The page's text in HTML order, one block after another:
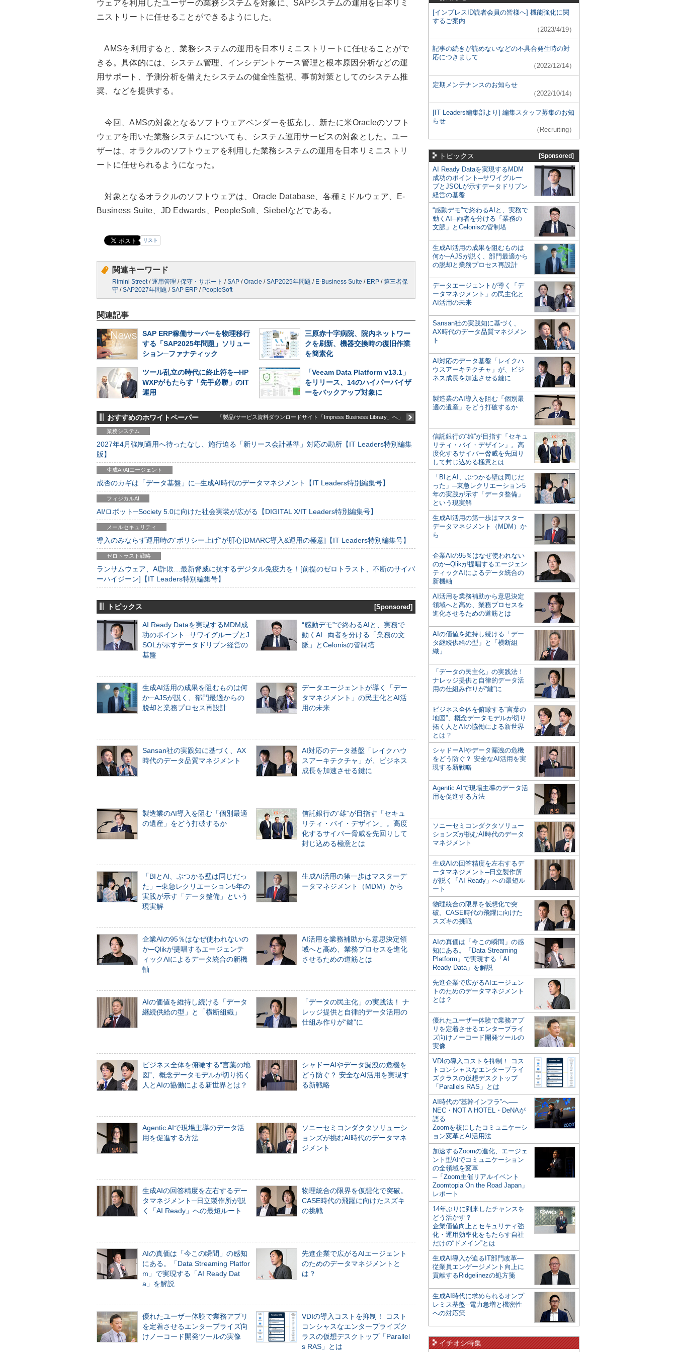
ウェアを利用したユーザーの業務システムを対象に、SAPシステムの運用を日本リミ
ニストリートに任せることができるようにした。
AMSを利用すると、業務システムの運用を日本リミニストリートに任せることがで
きる。具体的には、システム管理、インシデントケース管理と根本原因分析などの運
用サポート、予測分析を備えたシステムの健全性監視、事前対策としてのシステム推
奨、などを提供する。
今回、AMSの対象となるソフトウェアベンダーを拡充し、新たに米Oracleのソフト
ウェアを用いた業務システムについても、システム運用サービスの対象とした。ユー
ザーは、オラクルのソフトウェアを利用した業務システムの運用を日本リミニストリ
ートに任せられるようになった。
対象となるオラクルのソフトウェアは、Oracle Database、各種ミドルウェア、E-
Business Suite、JD Edwards、PeopleSoft、Siebelなどである。
リスト
関連キーワード
Rimini Street/運用管理 /保守・サポート /SAP /Oracle /SAP2025年問題 / E-Business Suite / ERP /第三者保
守 /SAP2027年問題 /SAP ERP / PeopleSoft
関連記事
SAP ERP稼働サーバーを物理移行
する「SAP2025年問題」ソリュー
ション─ファナティック
三原赤十字病院、院内ネットワー
クを刷新、機器交換時の復旧作業
を簡素化
ツール乱立の時代に終止符を─HP
WXPがもたらす「先手必勝」のIT
運用
「Veeam Data Platform v13.1」
をリリース、14のハイパーバイザ
ーをバックアップ対象に
おすすめのホワイトペーパー 「製品/サービス資料ダウンロードサイト「Impress Business Library」へ」
業務システム
2027年4月強制適用へ待ったなし、施行迫る「新リース会計基準」対応の勘所【IT Leaders特別編集
版】
生成AI/AIエージェント
成否のカギは「データ基盤」に─生成AI時代のデータマネジメント【IT Leaders特別編集号】
フィジカルAI
AI/ロボット─Society 5.0に向けた社会実装が広がる【DIGITAL X/IT Leaders特別編集号】
メールセキュリティ
導入のみならず運用時の“ポリシー上げ”が肝心[DMARC導入&運用の極意]【IT Leaders特別編集号】
ゼロトラスト戦略
ランサムウェア、AI詐欺…最新脅威に抗するデジタル免疫力を！[前提のゼロトラスト、不断のサイバ
ーハイジーン]【IT Leaders特別編集号】
トピックス [Sponsored]
AI Ready Dataを実現するMDM成
功のポイント─サワイグループとJ
SOLが示すデータドリブン経営の
基盤
“感動デモ”で終わるAIと、実務で
動くAI─両者を分ける「業務の文
脈」とCelonisの管制塔
生成AI活用の成果を阻むものは何
か─AJSが説く、部門最適からの
脱却と業務プロセス再設計
データエージェントが導く「デー
タマネジメント」の民主化とAI活
用の未来
Sansan社の実践知に基づく、AX
時代のデータ品質マネジメント
AI対応のデータ基盤「レイクハウ
スアーキテクチャ」が、ビジネス
成長を加速させる鍵に
製造業のAI導入を阻む「個別最適
の遺産」をどう打破するか
信託銀行の“雄”が目指す「セキュ
リティ・バイ・デザイン」。高度
化するサイバー脅威を先回りして
封じ込める極意とは
「BIとAI、ぶつかる壁は同じだっ
た」─東急レクリエーション5年の
実践が示す「データ整備」という
現実解
生成AI活用の第一歩はマスターデ
ータマネジメント（MDM）から
企業AIの95％はなぜ使われないの
か─Qlikが提唱するエージェンテ
ィックAIによるデータ統合の新機
軸
AI活用を業務補助から意思決定領
域へと高め、業務プロセスを進化
させるための道筋とは
AIの価値を維持し続ける「データ
継続供給の型」と「横断組織」
「データの民主化」の実践法！ ナ
レッジ提供と自律的データ活用の
仕組み作りが“鍵”に
ビジネス全体を俯瞰する“言葉の地
図”、概念データモデルが切り拓く
人とAIの協働による新世界とは？
シャドーAIやデータ漏洩の危機を
どう防ぐ？ 安全なAI活用を実現す
る新戦略
Agentic AIで現場主導のデータ活
用を促進する方法
ソニーセミコンダクタソリューシ
ョンズが挑むAI時代のデータマネ
ジメント
生成AIの回答精度を左右するデー
タマネジメント─日立製作所が説
く「AI Ready」への最短ルート
物理統合の限界を仮想化で突破。
CASE時代の飛躍に向けたスズキ
の挑戦
AIの真価は「今この瞬間」の感知
にある。「Data Streaming Platfor
m」で実現する「AI Ready Dat
a」を解説
先進企業で広がるAIエージェント
のためのデータマネジメントと
は？
優れたユーザー体験で業務アプリ
を定着させるエンタープライズ向
けノーコード開発ツールの実像
VDIの導入コストを抑制！ コスト
コンシャスなエンタープライズク
ラスの仮想デスクトップ「Parallel
s RAS」とは
[インプレスID読者会員の皆様へ] 機能強化に関
するご案内
（2023/4/19）
記事の続きが読めないなどの不具合発生時の対
応につきまして
（2022/12/14）
定期メンテナンスのお知らせ
（2022/10/14）
[IT Leaders編集部より] 編集スタッフ募集のお知
らせ
（Recruiting）
トピックス [Sponsored]
AI Ready Dataを実現するMDM
成功のポイント─サワイグルー
プとJSOLが示すデータドリブン
経営の基盤
“感動デモ”で終わるAIと、実務で
動くAI─両者を分ける「業務の
文脈」とCelonisの管制塔
生成AI活用の成果を阻むものは
何か─AJSが説く、部門最適から
の脱却と業務プロセス再設計
データエージェントが導く「デ
ータマネジメント」の民主化と
AI活用の未来
Sansan社の実践知に基づく、
AX時代のデータ品質マネジメン
ト
AI対応のデータ基盤「レイクハ
ウスアーキテクチャ」が、ビジ
ネス成長を加速させる鍵に
製造業のAI導入を阻む「個別最
適の遺産」をどう打破するか
信託銀行の“雄”が目指す「セキュ
リティ・バイ・デザイン」。高
度化するサイバー脅威を先回り
して封じ込める極意とは
「BIとAI、ぶつかる壁は同じだ
った」─東急レクリエーション5
年の実践が示す「データ整備」
という現実解
生成AI活用の第一歩はマスター
データマネジメント（MDM）か
ら
企業AIの95％はなぜ使われない
のか─Qlikが提唱するエージェン
ティックAIによるデータ統合の
新機軸
AI活用を業務補助から意思決定
領域へと高め、業務プロセスを
進化させるための道筋とは
AIの価値を維持し続ける「デー
タ継続供給の型」と「横断組
織」
「データの民主化」の実践法！
ナレッジ提供と自律的データ活
用の仕組み作りが“鍵”に
ビジネス全体を俯瞰する“言葉の
地図”、概念データモデルが切り
拓く人とAIの協働による新世界
とは？
シャドーAIやデータ漏洩の危機
をどう防ぐ？ 安全なAI活用を実
現する新戦略
Agentic AIで現場主導のデータ活
用を促進する方法
ソニーセミコンダクタソリュー
ションズが挑むAI時代のデータ
マネジメント
生成AIの回答精度を左右するデ
ータマネジメント─日立製作所
が説く「AI Ready」への最短ル
ート
物理統合の限界を仮想化で突
破。CASE時代の飛躍に向けた
スズキの挑戦
AIの真価は「今この瞬間」の感
知にある。「Data Streaming
Platform」で実現する「AI
Ready Data」を解説
先進企業で広がるAIエージェン
トのためのデータマネジメント
とは？
優れたユーザー体験で業務アプ
リを定着させるエンタープライ
ズ向けノーコード開発ツールの
実像
VDIの導入コストを抑制！ コス
トコンシャスなエンタープライ
ズクラスの仮想デスクトップ
「Parallels RAS」とは
AI時代の“基幹インフラ”へ──
NEC・NOT A HOTEL・DeNAが
語る
Zoomを核にしたコミュニケーシ
ョン変革とAI活用法
加速するZoomの進化、エージェ
ント型AIでコミュニケーション
の全領域を変革
─「Zoom主催リアルイベント
Zoomtopia On the Road Japan」
レポート
14年ぶりに到来したチャンスを
どう活かす？
企業価値向上とセキュリティ強
化・運用効率化をもたらす自社
だけの“ドメイン”とは
生成AI導入が迫るIT部門改革―
従業員エンゲージメント向上に
貢献するRidgelinezの処方箋
生成AI時代に求められるオンプ
レミス基盤─電力急増と機密性
への対応策
イチオシ特集